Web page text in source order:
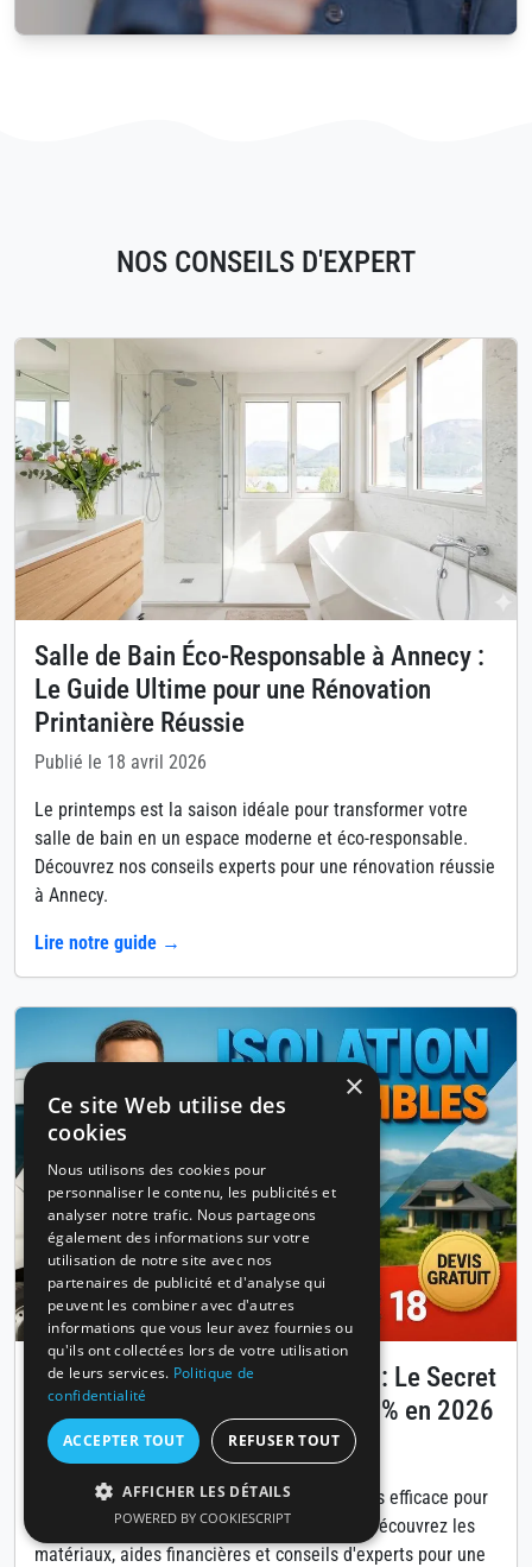
NOS CONSEILS D'EXPERT
Salle de Bain Éco-Responsable à Annecy :
Le Guide Ultime pour une Rénovation
Printanière Réussie
Publié le 18 avril 2026
Le printemps est la saison idéale pour transformer votre
salle de bain en un espace moderne et éco-responsable.
Découvrez nos conseils experts pour une rénovation réussie
à Annecy.
Lire notre guide →
Isolation des combles à Annecy : Le Secret
pour Réduire Vos Factures de 30% en 2026
Publié le 14 avril 2026
L'isolation des combles est la solution la plus efficace pour
diminuer vos coûts énergétiques à Annecy. Découvrez les
matériaux, aides financières et conseils d'experts pour une
×
Ce site Web utilise des
cookies
Nous utilisons des cookies pour
personnaliser le contenu, les publicités et
analyser notre trafic. Nous partageons
également des informations sur votre
utilisation de notre site avec nos
partenaires de publicité et d'analyse qui
peuvent les combiner avec d'autres
informations que vous leur avez fournies ou
qu'ils ont collectées lors de votre utilisation
de leurs services. Politique de
confidentialité
ACCEPTER TOUT REFUSER TOUT
AFFICHER LES DÉTAILS
POWERED BY COOKIESCRIPT